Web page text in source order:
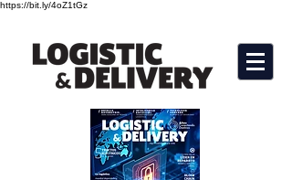
https://bit.ly/4oZ1tGz